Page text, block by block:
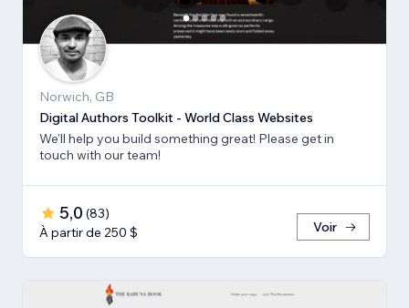
Norwich, GB
Digital Authors Toolkit - World Class Websites
We'll help you build something great! Please get in
touch with our team!
5,0 (83)
À partir de 250 $
Voir